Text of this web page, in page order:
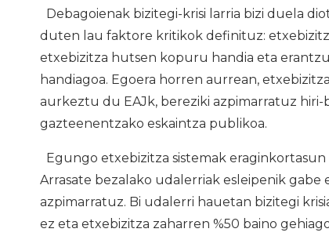
Debagoienak bizitegi-krisi larria bizi duela
duten lau faktore kritikok definituz:
etxebizitza hutsen kopuru handia eta
handiagoa. Egoera horren aurrean,
aurkeztu du EAJk, bereziki azpimarratuz hiri-
gazteenentzako eskaintza publikoa.
Egungo etxebizitza sistemak
Arrasate bezalako udalerriak esleipenik
azpimarratuz. Bi udalerri hauetan bizitegi
ez eta etxebizitza zaharren %50 baino